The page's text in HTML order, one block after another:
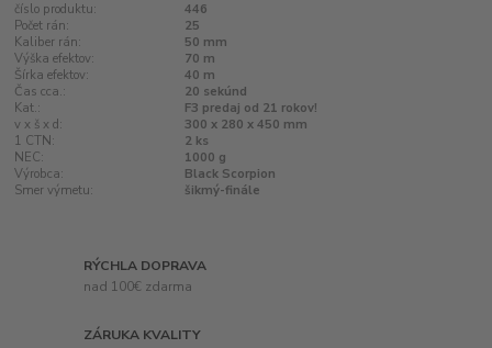
číslo produktu:
446
Počet rán:
25
Kaliber rán:
50 mm
Výška efektov:
70 m
Šírka efektov:
40 m
Čas cca.:
20 sekúnd
Kat.:
F3 predaj od 21 rokov!
v x š x d:
300 x 280 x 450 mm
1 CTN:
2 ks
NEC:
1000 g
Výrobca:
Black Scorpion
Smer výmetu:
šikmý-finále
RÝCHLA DOPRAVA
nad 100€ zdarma
ZÁRUKA KVALITY